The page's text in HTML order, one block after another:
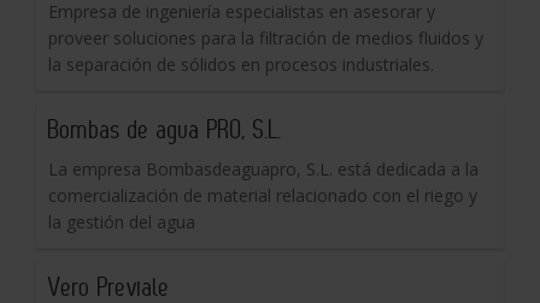
Empresa de ingeniería especialistas en asesorar y
proveer soluciones para la filtración de medios fluidos y
la separación de sólidos en procesos industriales.
Bombas de agua PRO, S.L.
La empresa Bombasdeaguapro, S.L. está dedicada a la
comercialización de material relacionado con el riego y
la gestión del agua
Vero Previale